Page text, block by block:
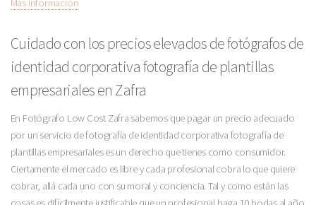
Más Información
Cuidado con los precios elevados de fotógrafos de
identidad corporativa fotografía de plantillas
empresariales en Zafra
En Fotógrafo Low Cost Zafra sabemos que pagar un precio adecuado
por un servicio de fotografía de identidad corporativa fotografía de
plantillas empresariales es un derecho que tienes como consumidor.
Ciertamente el mercado es libre y cada profesional cobra lo que quiere
cobrar, allá cada uno con su moral y conciencia. Tal y como están las